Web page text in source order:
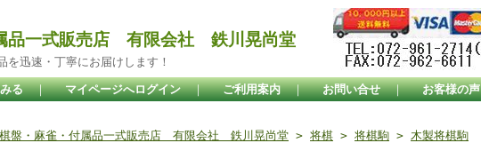
品一式販売店 有限会社 鉄川晃尚堂
迅速・丁寧にお届けします！
る ｜ マイページへログイン ｜ ご利用案内 ｜ お問い合せ ｜ お客様の声
盤・麻雀・付属品一式販売店 有限会社 鉄川晃尚堂 > 将棋 > 将棋駒 > 木製将棋駒